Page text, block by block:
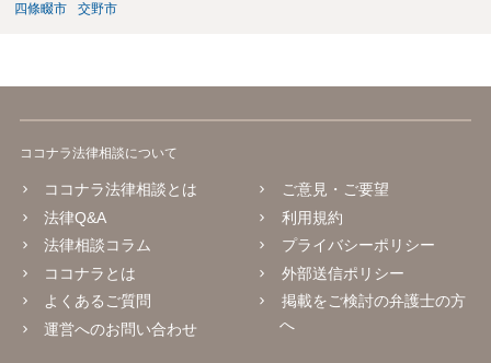
四條畷市
交野市
ココナラ法律相談について
ココナラ法律相談とは
法律Q&A
法律相談コラム
ココナラとは
よくあるご質問
運営へのお問い合わせ
ご意見・ご要望
利用規約
プライバシーポリシー
外部送信ポリシー
掲載をご検討の弁護士の方
へ